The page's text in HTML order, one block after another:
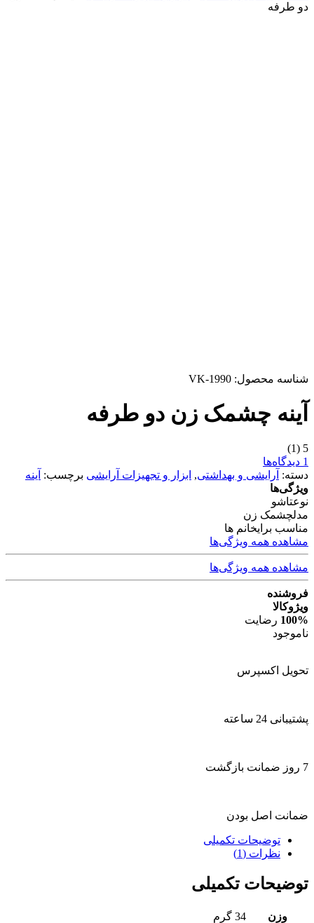
دو طرفه
شناسه محصول: VK-1990
آینه چشمک زن دو طرفه
5
(1)
1 دیدگاه‌ها
دسته: آرایشی و بهداشتی, ابزار و تجهیزات آرایشی برچسب: آینه
ویژگی‌ها
نوعتاشو
مدلچشمک زن
مناسب برایخانم ها
مشاهده همه ویژگی‌ها
مشاهده همه ویژگی‌ها
فروشنده
ویژوکالا
100% رضایت
ناموجود
تحویل اکسپرس
پشتیبانی 24 ساعته
7 روز ضمانت بازگشت
ضمانت اصل بودن
توضیحات تکمیلی
نظرات (1)
توضیحات تکمیلی
وزن 34 گرم